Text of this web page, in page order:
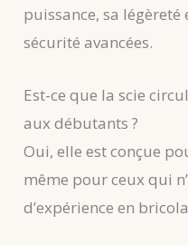
puissance, sa
sécurité avancées.
Est-ce que la scie
aux débutants ?
Oui, elle est conçue
même pour ceux qui
d’expérience en